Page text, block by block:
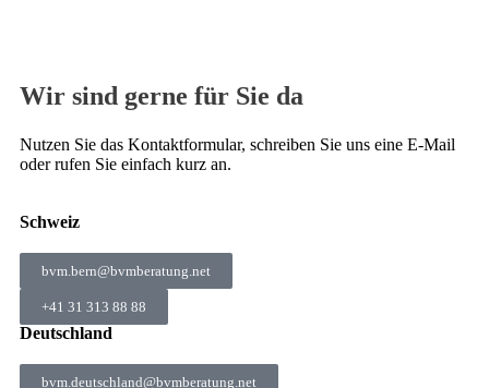
Wir sind gerne für Sie da
Nutzen Sie das Kontaktformular, schreiben Sie uns eine E-Mail
oder rufen Sie einfach kurz an.
Schweiz
bvm.bern@bvmberatung.net
+41 31 313 88 88
Deutschland
bvm.deutschland@bvmberatung.net